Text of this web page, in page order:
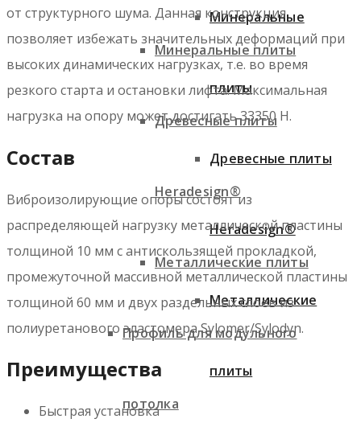
Минеральные плиты
Древесные плиты
Heradesign®
Металлические плиты
Профиль для модульного
потолка
Минеральные
плиты
Древесные плиты
Heradesign®
Металлические
плиты
от структурного шума. Данная конструкция
позволяет избежать значительных деформаций при
высоких динамических нагрузках, т.е. во время
резкого старта и остановки лифта. Максимальная
нагрузка на опору может достигать 33350 Н.
Состав
Виброизолирующие опоры состоят из
распределяющей нагрузку металлической пластины
толщиной 10 мм с антискользящей прокладкой,
промежуточной массивной металлической пластины
толщиной 60 мм и двух раздельных слоев из
полиуретанового эластомера Sylomer/Sylodyn.
Преимущества
Быстрая установка